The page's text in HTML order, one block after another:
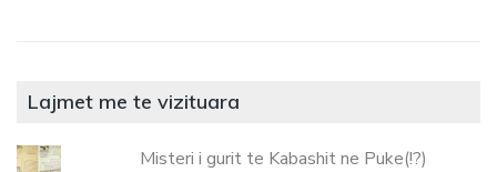
Lajmet me te vizituara
Misteri i gurit te Kabashit ne Puke(!?)